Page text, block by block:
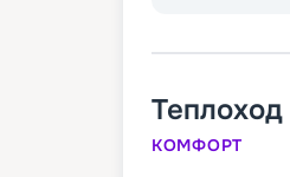
Теплоход
КОМФОРТ